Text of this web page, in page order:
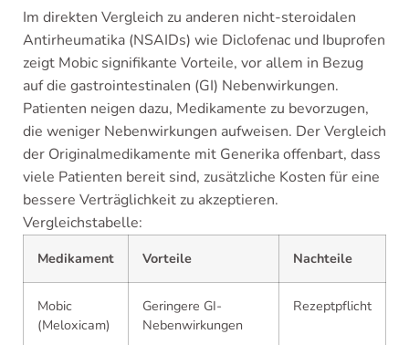
Im direkten Vergleich zu anderen nicht-steroidalen
Antirheumatika (NSAIDs) wie Diclofenac und Ibuprofen
zeigt Mobic signifikante Vorteile, vor allem in Bezug
auf die gastrointestinalen (GI) Nebenwirkungen.
Patienten neigen dazu, Medikamente zu bevorzugen,
die weniger Nebenwirkungen aufweisen. Der Vergleich
der Originalmedikamente mit Generika offenbart, dass
viele Patienten bereit sind, zusätzliche Kosten für eine
bessere Verträglichkeit zu akzeptieren.
Vergleichstabelle:
Medikament Vorteile Nachteile
Mobic
(Meloxicam)
Geringere GI-
Nebenwirkungen
Rezeptpflicht